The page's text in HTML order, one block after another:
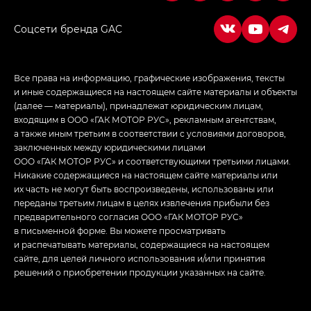
Соцсети бренда GAC
Все права на информацию, графические изображения, тексты
и иные содержащиеся на настоящем сайте материалы и объекты
(далее — материалы), принадлежат юридическим лицам,
входящим в ООО «ГАК МОТОР РУС», рекламным агентствам,
а также иным третьим в соответствии с условиями договоров,
заключенных между юридическими лицами
ООО «ГАК МОТОР РУС» и соответствующими третьими лицами.
Никакие содержащиеся на настоящем сайте материалы или
их часть не могут быть воспроизведены, использованы или
переданы третьим лицам в целях извлечения прибыли без
предварительного согласия ООО «ГАК МОТОР РУС»
в письменной форме. Вы можете просматривать
и распечатывать материалы, содержащиеся на настоящем
сайте, для целей личного использования и/или принятия
решений о приобретении продукции указанных на сайте.